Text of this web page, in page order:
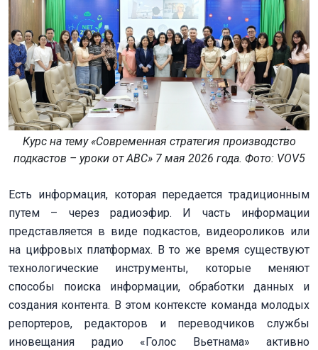
Курс на тему «Современная стратегия производство
подкастов – уроки от ABC» 7 мая 2026 года. Фото: VOV5
Есть информация, которая передается традиционным
путем – через радиоэфир. И часть информации
представляется в виде подкастов, видеороликов или
на цифровых платформах. В то же время существуют
технологические инструменты, которые меняют
способы поиска информации, обработки данных и
создания контента. В этом контексте команда молодых
репортеров, редакторов и переводчиков службы
иновещания радио «Голос Вьетнама» активно